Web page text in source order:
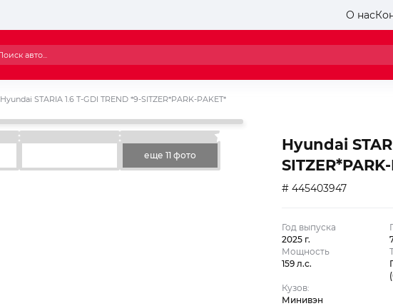
О нас
Hyundai STARIA 1.6 T-GDI TREND *9-SITZER*PARK-PAKET*
еще 11 фото
Hyundai
# 445403947
Год выпуска
2025 г.
Мощность
159 л.с.
Кузов:
Минивэн